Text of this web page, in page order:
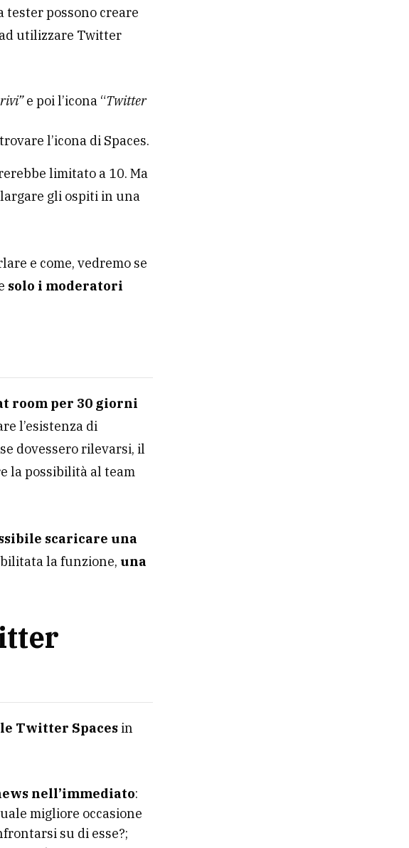
tester possono creare
utilizzare Twitter
e poi l’icona “Twitter
l’icona di Spaces.
limitato a 10. Ma
gli ospiti in una
e come, vedremo se
solo i moderatori
room per 30 giorni
l’esistenza di
dovessero rilevarsi, il
la possibilità al team
scaricare una
la funzione, una
Twitter Spacesin
nell’immediato:
migliore occasione
su di esse?;